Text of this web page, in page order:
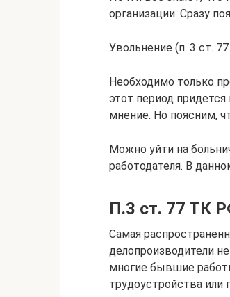
организации. Сразу
Увольнение (п. 3 ст.
Необходимо только
этот период
мнение. Но поясним,
Можно уйти на
работодателя. В
П.3 ст. 77 ТК
Самая
делопроизводители
многие бывшие
трудоустройства или